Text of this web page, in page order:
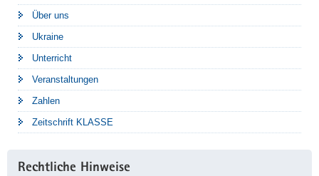
Über uns
Ukraine
Unterricht
Veranstaltungen
Zahlen
Zeitschrift KLASSE
Rechtliche Hinweise